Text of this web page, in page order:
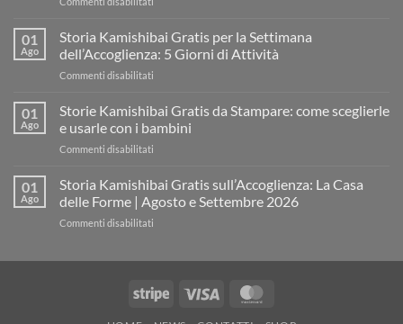
Kamishibai
sull’Accoglienza:
il
“fare
una
lezione
01
Ago
Storia Kamishibai Gratis per la Settimana
dell’Accoglienza: 5 Giorni di Attività
Commenti disabilitati
Kamishibai
per
dell’Accoglienza:
Giorni
01
Ago
Storie Kamishibai Gratis da Stampare: come sceglierle
e usarle con i bambini
Commenti disabilitati
Kamishibai
da
usarle
con
01
Ago
Storia Kamishibai Gratis sull’Accoglienza: La Casa
delle Forme | Agosto e Settembre 2026
Commenti disabilitati
La Stripe Visa